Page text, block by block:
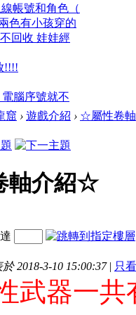
帳號和角色（
色有小孩穿的
回收 娃娃經
!!!!
腦序號就不
窟 › 遊戲介紹 › ☆屬性卷
軸介紹☆
於 2018-3-10 15:00:37 | 只
武器一